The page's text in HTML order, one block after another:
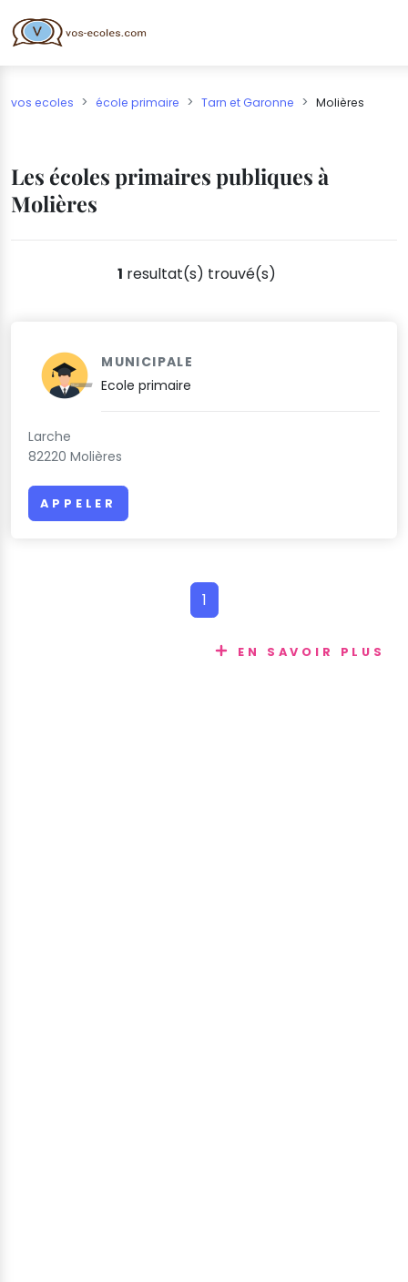
vos ecoles école primaire Tarn et Garonne Molières
Les écoles primaires publiques à
Molières
1 resultat(s) trouvé(s)
MUNICIPALE
Ecole primaire
Larche
82220 Molières
APPELER
1
EN SAVOIR PLUS